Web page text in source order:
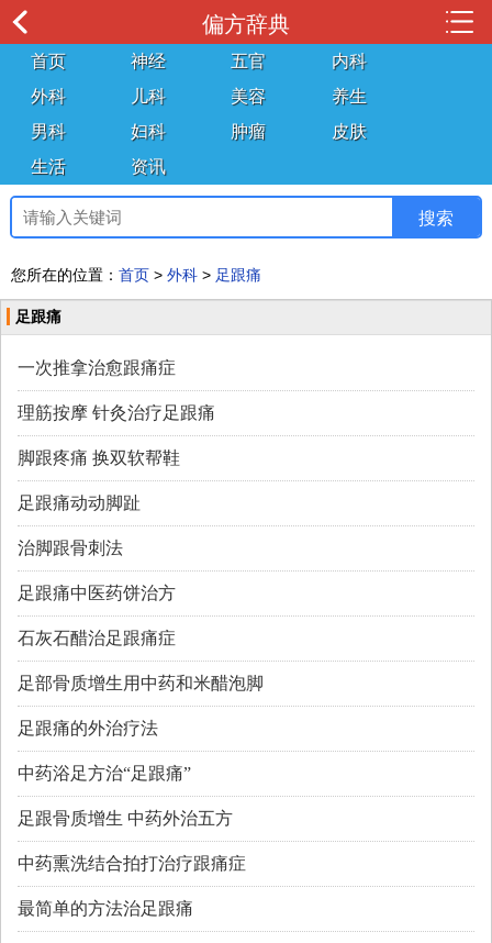
偏方辞典
首页 神经 五官
内科
外科
儿科 美容
养生
男科
妇科 肿瘤
皮肤
生活
资讯
您所在的位置： 首页 > 外科 > 足跟痛
足跟痛
一次推拿治愈跟痛症
理筋按摩 针灸治疗足跟痛
脚跟疼痛 换双软帮鞋
足跟痛动动脚趾
治脚跟骨刺法
足跟痛中医药饼治方
石灰石醋治足跟痛症
足部骨质增生用中药和米醋泡脚
足跟痛的外治疗法
中药浴足方治“足跟痛”
足跟骨质增生 中药外治五方
中药熏洗结合拍打治疗跟痛症
最简单的方法治足跟痛